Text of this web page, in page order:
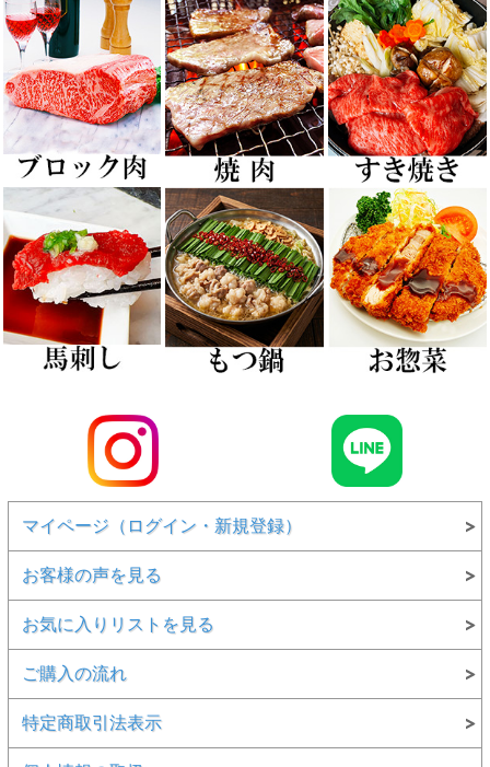
マイページ（ログイン・新規登録）
お客様の声を見る
お気に入りリストを見る
ご購入の流れ
特定商取引法表示